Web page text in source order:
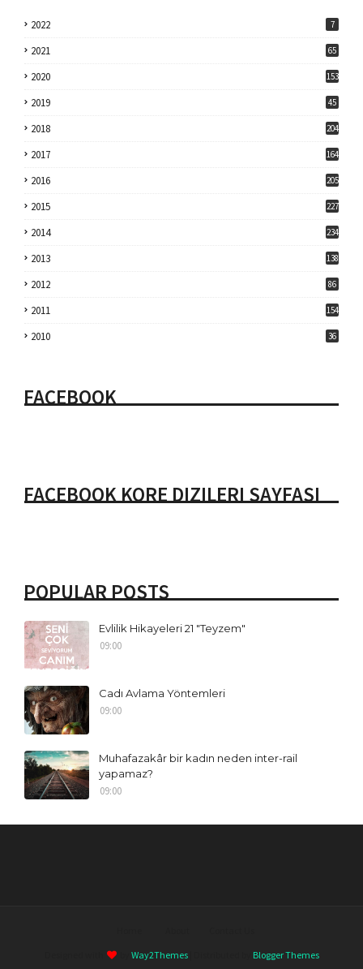
2022 7
2021 65
2020 153
2019 45
2018 204
2017 164
2016 205
2015 227
2014 234
2013 138
2012 86
2011 154
2010 36
FACEBOOK
FACEBOOK KORE DIZILERI SAYFASI
POPULAR POSTS
Evlilik Hikayeleri 21 "Teyzem"
09:00
Cadı Avlama Yöntemleri
09:00
Muhafazakâr bir kadın neden inter-rail
yapamaz?
09:00
Way2Themes| Distributed by Blogger Themes